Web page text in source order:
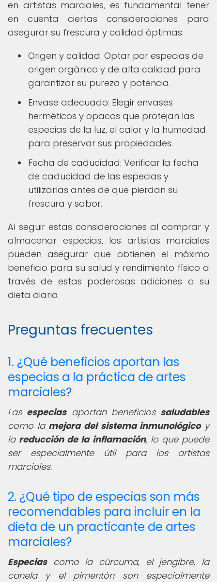
en artistas marciales, es fundamental tener
en cuenta ciertas consideraciones para
asegurar su frescura y calidad óptimas:
Origen y calidad: Optar por especias de
origen orgánico y de alta calidad para
garantizar su pureza y potencia.
Envase adecuado: Elegir envases
herméticos y opacos que protejan las
especias de la luz, el calor y la humedad
para preservar sus propiedades.
Fecha de caducidad: Verificar la fecha
de caducidad de las especias y
utilizarlas antes de que pierdan su
frescura y sabor.
Al seguir estas consideraciones al comprar y
almacenar especias, los artistas marciales
pueden asegurar que obtienen el máximo
beneficio para su salud y rendimiento físico a
través de estas poderosas adiciones a su
dieta diaria.
Preguntas frecuentes
1. ¿Qué beneficios aportan las
especias a la práctica de artes
marciales?
Las especiasaportan beneficios saludables
como la mejora del sistema inmunológicoy
la reducción de la inflamación, lo que puede
ser especialmente útil para los artistas
marciales.
2. ¿Qué tipo de especias son más
recomendables para incluir en la
dieta de un practicante de artes
marciales?
Especiascomo la cúrcuma, el jengibre, la
canela y el pimentón son especialmente